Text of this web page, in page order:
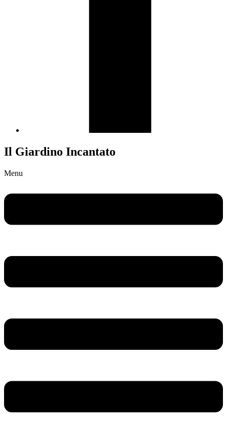
Il Giardino Incantato
Menu